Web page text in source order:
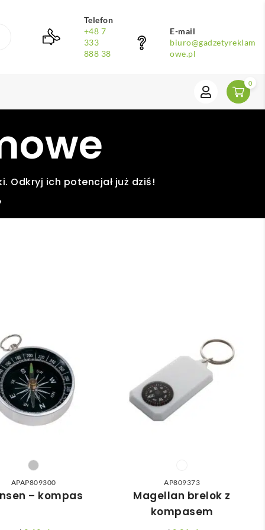
Telefon
+48 7
333
888 38
E-mail
biuro@gadzetyreklam
owe.pl
0
Odkryj ich potencjał już dziś!
APAP809300
– kompas
AP809373
Magellan brelok z
kompasem